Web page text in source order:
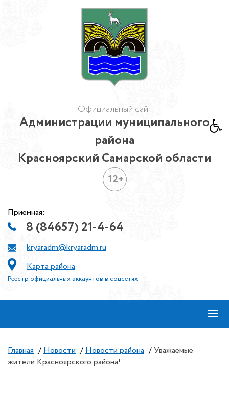
Официальный сайт
Администрации муниципального
района
Красноярский Самарской области
12+
Приемная:
8 (84657) 21-4-64
kryaradm@kryaradm.ru
Карта района
Реестр официальных аккаунтов в соцсетях
≡
Главная / Новости / Новости района / Уважаемые
жители Красноярского района!